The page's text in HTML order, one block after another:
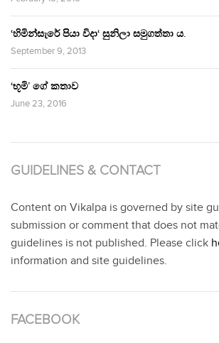
‘හිමින්සැරේ පියා විදා‘ සුනිලා සමුගත්තා ය.
September 9, 2013
‘භූමි’ ගේ කතාව
June 23, 2016
GUIDELINES & CONTACT
Content on Vikalpa is governed by site
submission or comment that does not
guidelines is not published. Please click
information and site guidelines.
FACEBOOK